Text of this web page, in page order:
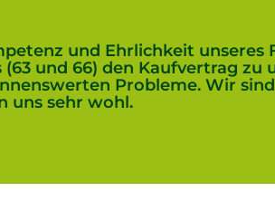
und Ehrlichkeit unseres
und 66) den Kaufvertrag
Probleme. Wir
uns sehr wohl.